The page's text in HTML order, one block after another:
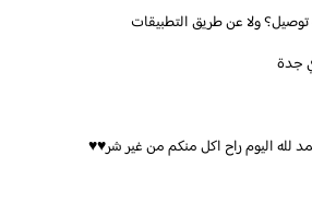
ولا عن طريق التطبيقات
جدة
اليوم راح اكل منكم من غير شر⁦♥️⁩⁦♥️⁩